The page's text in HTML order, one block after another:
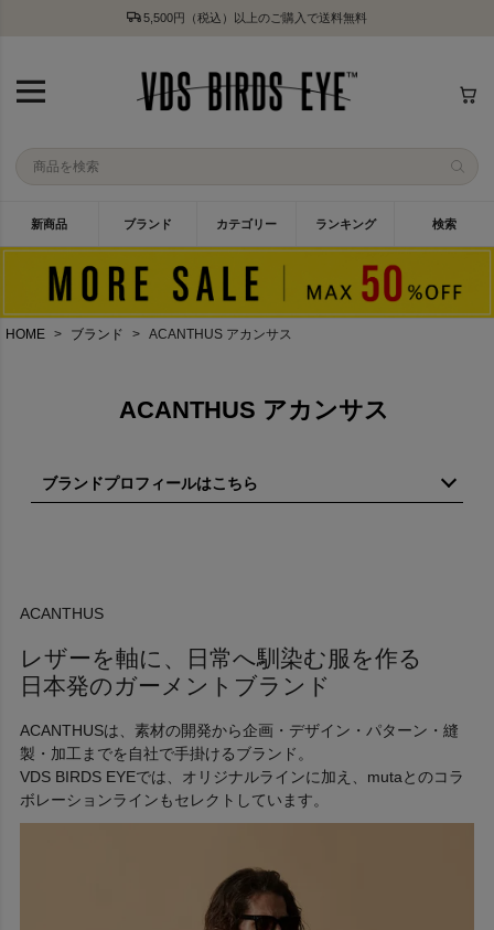
5,500円（税込）以上のご購入で送料無料
新商品 ブランド カテゴリー ランキング 検索
HOME ブランド ACANTHUS アカンサス
ACANTHUS アカンサス
ブランドプロフィールはこちら
がける、ガーメントファクトリーから誕生したプライベートブ
CONCEPT
オーセンティック・ユアーズ_ 普遍の価値を、あなたに。
美しさと、強さと、したたかさ。風や寒さに耐える機能と、着
るほどになじむ着心地。傷や擦れ、シワさえも、美しさに変え
てしまう。野生に最も近い、レザーという希有な素材。
だからこそ、日常でさりげなく使って欲しいという、レザーに
められるワードローブ、リアルクローズを目指しています。
ACANTHUS
レザーを軸に、日常へ馴染む服を作る
日本発のガーメントブランド
ACANTHUSは、素材の開発から企画・デザイン・パターン・縫
製・加工までを自社で手掛けるブランド。
VDS BIRDS EYEでは、オリジナルラインに加え、mutaとのコラ
ボレーションラインもセレクトしています。